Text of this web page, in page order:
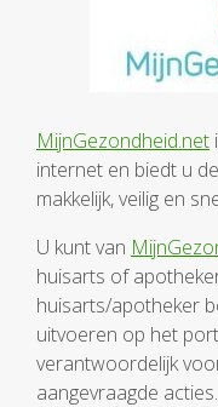
MijnGezondheid.net
internet en biedt u
makkelijk, veilig en
U kunt van
huisarts of
huisarts/apotheker
uitvoeren op het
verantwoordelijk
aangevraagde acties.